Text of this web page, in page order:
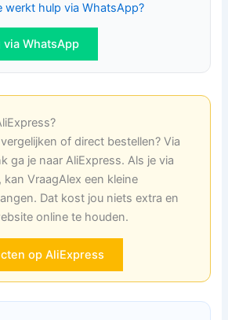
werkt hulp via WhatsApp?
via WhatsApp
of direct bestellen? Via
ga je naar AliExpress. Als je via
VraagAlex een kleine
Dat kost jou niets extra en
online te houden.
op AliExpress